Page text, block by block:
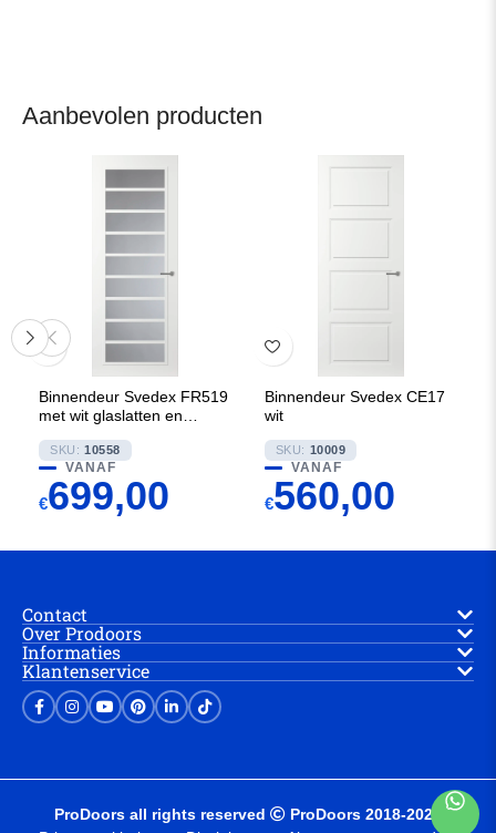
Aanbevolen producten
Binnendeur Svedex FR519
met wit glaslatten en
SKU: 10558
VANAF
€699,00
Binnendeur Svedex CE17
wit
SKU: 10009
VANAF
€560,00
Contact
Over Prodoors
Informaties
Klantenservice
ProDoors all rights reserved
ProDoors 2018-2025